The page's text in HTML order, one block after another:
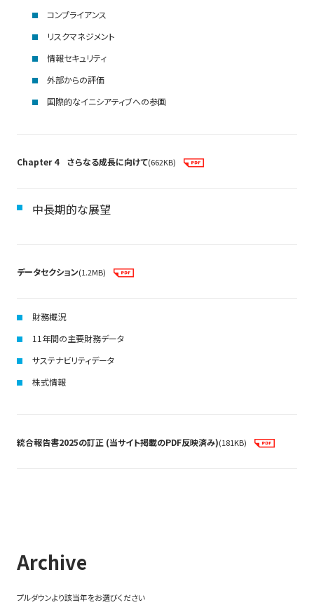
コンプライアンス
リスクマネジメント
情報セキュリティ
外部からの評価
国際的なイニシアティブへの参画
Chapter 4 さらなる成長に向けて(662KB)
中長期的な展望
データセクション(1.2MB)
財務概況
11年間の主要財務データ
サステナビリティデータ
株式情報
統合報告書2025の訂正 (当サイト掲載のPDF反映済み)(181KB)
Archive